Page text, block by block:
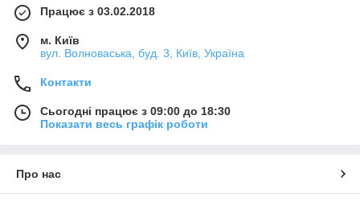
Працює з 03.02.2018
м. Київ
вул. Волноваська, буд. 3, Київ, Україна
Контакти
Сьогодні працює з 09:00 до 18:30
Показати весь графік роботи
Про нас